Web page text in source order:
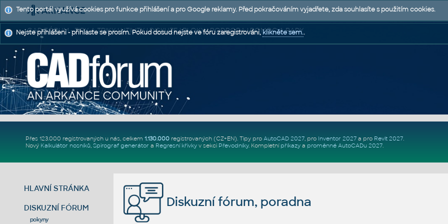
CAD FÓRUM - TIPY A TRIKY | UTILITY | DISKUZE | BLOKY | PODPORA | POMOC A RADY
Přes 123.000 registrovaných u nás, celkem 1.130.000registrovaných (CZ+EN). Tipy pro AutoCAD 2027, pro Inventor 2027a pro Revit 2027.
Nový Kalkulátor nosníků, Spirograf generátor a Regresní křivkyv sekci Převodníky. Kompletní příkazya proměnné AutoCADu 2027.
HLAVNÍ STRÁNKA
DISKUZNÍ FÓRUM
pokyny
Diskuzní fórum, poradna
Tento portál využívá cookies pro funkce přihlášení a pro Google reklamy. Před pokračováním vyjadřete, zda souhlasíte s použitím cookies.
Nejste přihlášeni - přihlaste se prosím. Pokud dosud nejste ve fóru zaregistrováni,klikněte sem..